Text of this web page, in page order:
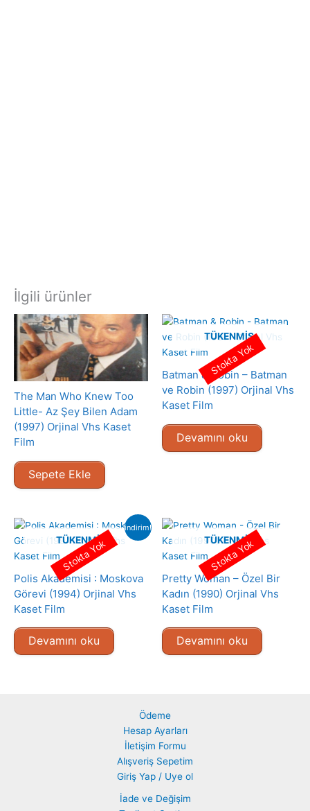
İlgili ürünler
The Man Who Knew Too
Little- Az Şey Bilen Adam
(1997) Orjinal Vhs Kaset
Film
Sepete Ekle
TÜKENMIŞ
Batman & Robin – Batman
ve Robin (1997) Orjinal Vhs
Kaset Film
Devamını oku
Stokta Yok
indirim!
TÜKENMIŞ
Polis Akademisi : Moskova
Görevi (1994) Orjinal Vhs
Kaset Film
Devamını oku
Stokta Yok TÜKENMIŞ
Pretty Woman – Özel Bir
Kadın (1990) Orjinal Vhs
Kaset Film
Devamını oku
Stokta Yok
Ödeme
Hesap Ayarları
İletişim Formu
Alışveriş Sepetim
Giriş Yap / Uye ol
İade ve Değişim